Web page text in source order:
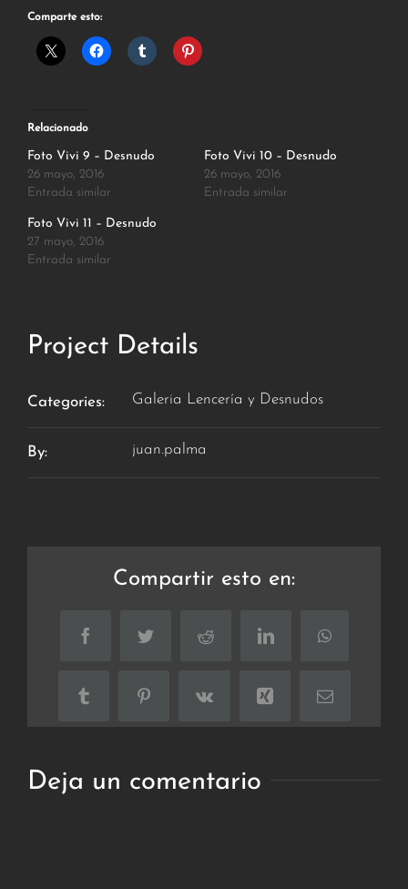
Comparte esto:
Relacionado
Foto Vivi 9 – Desnudo
26 mayo, 2016
Entrada similar
Foto Vivi 10 – Desnudo
26 mayo, 2016
Entrada similar
Foto Vivi 11 – Desnudo
27 mayo, 2016
Entrada similar
Project Details
Categories: Galeria Lencería y Desnudos
By: juan.palma
Compartir esto en:
FacebookTwitter Reddit LinkedInWhatsApp
Tumblr PinterestVk Xing
Correo
Deja un comentario